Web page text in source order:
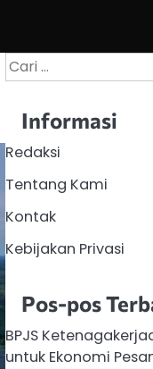
Cari
untuk:
Informasi
Redaksi
Tentang Kami
Kontak
Kebijakan Privasi
Pos-pos
BPJS
untuk Ekonomi